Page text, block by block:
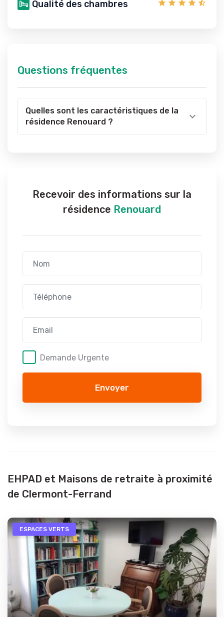
Qualité des chambres
Questions fréquentes
Quelles sont les caractéristiques de la
résidence Renouard ?
Recevoir des informations sur la
résidence Renouard
Demande Urgente
Envoyer
EHPAD et Maisons de retraite à proximité
de Clermont-Ferrand
ESPACES VERTS